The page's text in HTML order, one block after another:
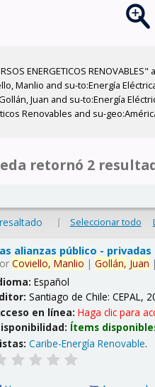
ENERGETICOS
Manlio and su-to:Energía
Juan and su-to:Energía
Renovables and su-
retornó 2
| Seleccionar todo
alianzas público -
Coviello, Manlio |Gollán, Juan
Español
Santiago de Chile: CEPAL,
en línea:Haga clic para
Ítems
Caribe-Energía Renovable.